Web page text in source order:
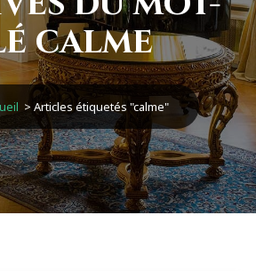
calme
> Articles étiquetés "calme"